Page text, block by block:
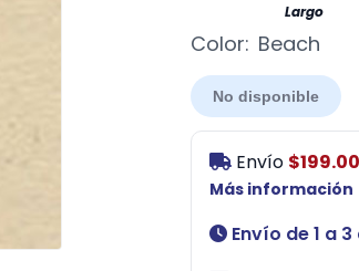
Largo
Color: Beach
No disponible
Envío $199.00
Más información
Envío de 1 a